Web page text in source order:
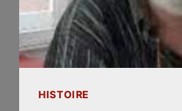
HISTOIRE